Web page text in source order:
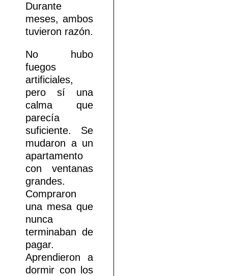
Durante
meses, ambos
tuvieron razón.
No hubo
fuegos
artificiales,
pero sí una
calma que
parecía
suficiente. Se
mudaron a un
apartamento
con ventanas
grandes.
Compraron
una mesa que
nunca
terminaban de
pagar.
Aprendieron a
dormir con los